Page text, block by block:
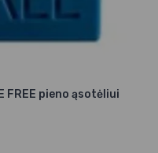
FREE pieno ąsotėliui